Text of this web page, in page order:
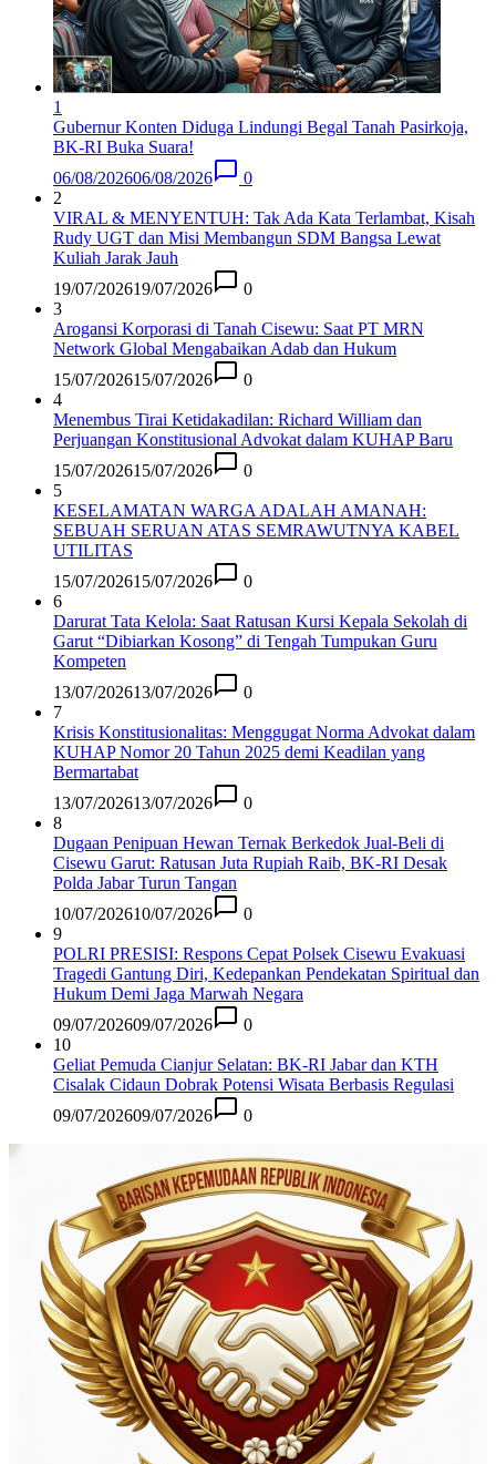
1
Gubernur Konten Diduga Lindungi Begal Tanah Pasirkoja,
BK-RI Buka Suara!
06/08/202606/08/2026
0
2
VIRAL & MENYENTUH: Tak Ada Kata Terlambat, Kisah
Rudy UGT dan Misi Membangun SDM Bangsa Lewat
Kuliah Jarak Jauh
19/07/202619/07/2026
0
3
Arogansi Korporasi di Tanah Cisewu: Saat PT MRN
Network Global Mengabaikan Adab dan Hukum
15/07/202615/07/2026
0
4
Menembus Tirai Ketidakadilan: Richard William dan
Perjuangan Konstitusional Advokat dalam KUHAP Baru
15/07/202615/07/2026
0
5
KESELAMATAN WARGA ADALAH AMANAH:
SEBUAH SERUAN ATAS SEMRAWUTNYA KABEL
UTILITAS
15/07/202615/07/2026
0
6
Darurat Tata Kelola: Saat Ratusan Kursi Kepala Sekolah di
Garut “Dibiarkan Kosong” di Tengah Tumpukan Guru
Kompeten
13/07/202613/07/2026
0
7
Krisis Konstitusionalitas: Menggugat Norma Advokat dalam
KUHAP Nomor 20 Tahun 2025 demi Keadilan yang
Bermartabat
13/07/202613/07/2026
0
8
Dugaan Penipuan Hewan Ternak Berkedok Jual-Beli di
Cisewu Garut: Ratusan Juta Rupiah Raib, BK-RI Desak
Polda Jabar Turun Tangan
10/07/202610/07/2026
0
9
POLRI PRESISI: Respons Cepat Polsek Cisewu Evakuasi
Tragedi Gantung Diri, Kedepankan Pendekatan Spiritual dan
Hukum Demi Jaga Marwah Negara
09/07/202609/07/2026
0
10
Geliat Pemuda Cianjur Selatan: BK-RI Jabar dan KTH
Cisalak Cidaun Dobrak Potensi Wisata Berbasis Regulasi
09/07/202609/07/2026 0